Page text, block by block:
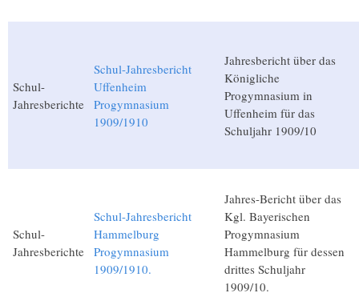
Schul-
Jahresberichte
Schul-Jahresbericht
Uffenheim
Progymnasium
1909/1910
Jahresbericht über das
Königliche
Progymnasium in
Uffenheim für das
Schuljahr 1909/10
Schul-
Jahresberichte
Schul-Jahresbericht
Hammelburg
Progymnasium
1909/1910.
Jahres-Bericht über das
Kgl. Bayerischen
Progymnasium
Hammelburg für dessen
drittes Schuljahr
1909/10.